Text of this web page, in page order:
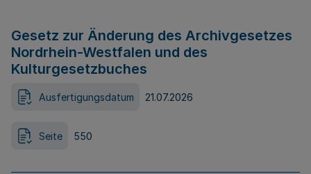
Gesetz zur Änderung des Archivgesetzes
Nordrhein-Westfalen und des
Kulturgesetzbuches
Ausfertigungsdatum 21.07.2026
Seite 550